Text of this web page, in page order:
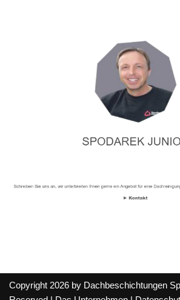
Copyright 2026 by Dachbeschichtungen